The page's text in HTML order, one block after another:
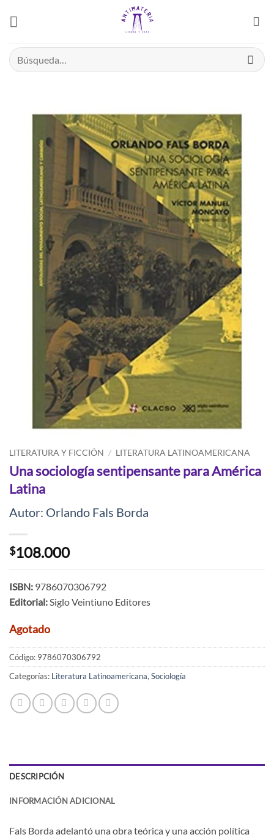
Buscar
por:
LITERATURA Y FICCIÓN / LITERATURA LATINOAMERICANA
Una sociología sentipensante para América
Latina
Autor: Orlando Fals Borda
$108.000
ISBN: 9786070306792
Editorial:Siglo Veintiuno Editores
Agotado
Código: 9786070306792
Categorías: Literatura Latinoamericana, Sociología
DESCRIPCIÓN
INFORMACIÓN ADICIONAL
Fals Borda adelantó una obra teórica y una acción política